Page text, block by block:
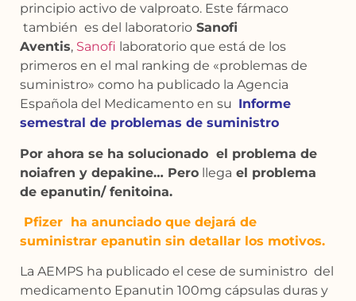
principio activo de valproato. Este fármaco
también es del laboratorio Sanofi
Aventis, Sanofi laboratorio que está de los
primeros en el mal ranking de «problemas de
suministro» como ha publicado la Agencia
Española del Medicamento en su Informe
semestral de problemas de suministro
Por ahora se ha solucionado el problema de
noiafren y depakine… Pero llega el problema
de epanutin/ fenitoina.
Pfizer ha anunciado que dejará de
suministrar epanutin sin detallar los motivos.
La AEMPS ha publicado el cese de suministro del
medicamento Epanutin 100mg cápsulas duras y